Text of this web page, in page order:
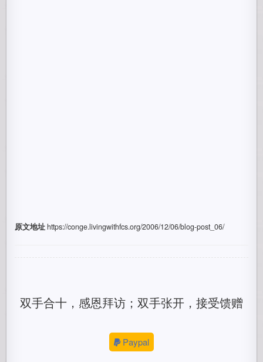
原文地址https://conge.livingwithfcs.org/2006/12/06/blog-post_06/
双手合十，感恩拜访；双手张开，接受馈赠
Paypal